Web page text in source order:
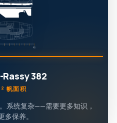
382
帆面积
系统复杂——需要更多知识，
多保养。